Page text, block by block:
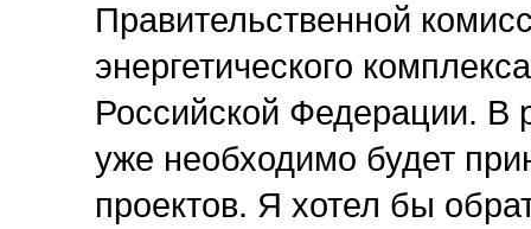
Правительственной
энергетического
Российской Федерации. В
уже необходимо будет
проектов. Я хотел бы